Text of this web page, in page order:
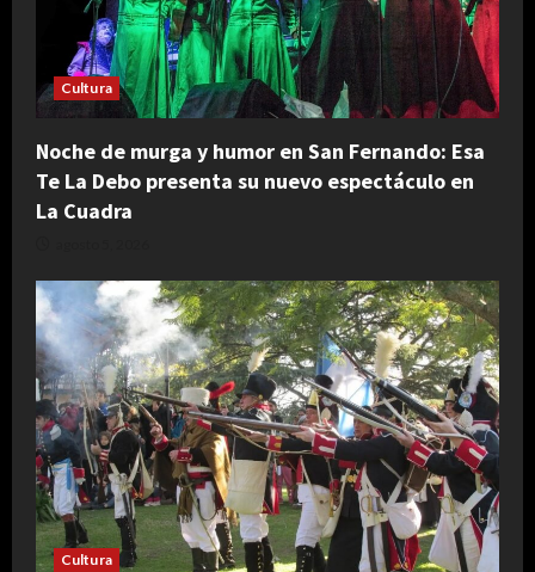
Cultura
Noche de murga y humor en San Fernando: Esa
Te La Debo presenta su nuevo espectáculo en
La Cuadra
Cultura